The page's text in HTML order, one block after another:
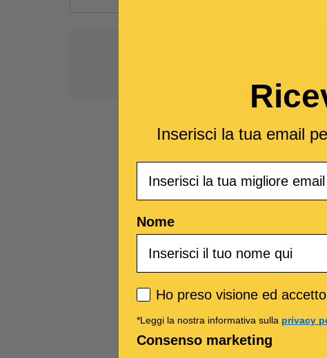
Inserisci la tua email
Nome
Privacy policy
Ho preso visione ed
*Leggi la nostra informativa sulla privacy
Consenso marketing